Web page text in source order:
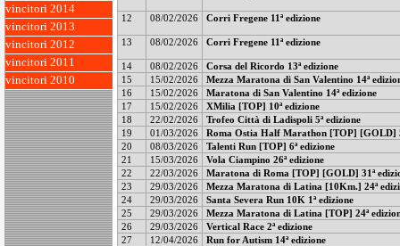
vincitori 2014
vincitori 2013
vincitori 2012
vincitori 2011
vincitori 2010
12 08/02/2026 Corri Fregene 11ª edizione
13 08/02/2026 Corri Fregene 11ª edizione
14 08/02/2026
Corsa del Ricordo 13ª edizione
15
15/02/2026
Mezza Maratona di San Valentino 14ª
16
15/02/2026
Maratona di San Valentino 14ª edizione
17
15/02/2026
XMilia [TOP] 10ª edizione
18
22/02/2026
Trofeo Città di Ladispoli 5ª edizione
19
01/03/2026
Roma Ostia Half Marathon [TOP] [GOLD]
20
08/03/2026
Talenti Run [TOP] 6ª edizione
21
15/03/2026
Vola Ciampino 26ª edizione
22
22/03/2026
Maratona di Roma [TOP] [GOLD] 31ª
23
29/03/2026
Mezza Maratona di Latina [10Km.] 24ª
24
29/03/2026
Santa Severa Run 10K 1ª edizione
25
29/03/2026
Mezza Maratona di Latina [TOP] 24ª
26
29/03/2026
Vertical Race 2ª edizione
27
12/04/2026
Run for Autism 14ª edizione